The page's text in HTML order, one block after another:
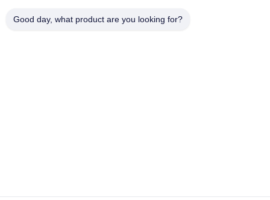
Thuis
Producten
Good day, what product are you looking for?